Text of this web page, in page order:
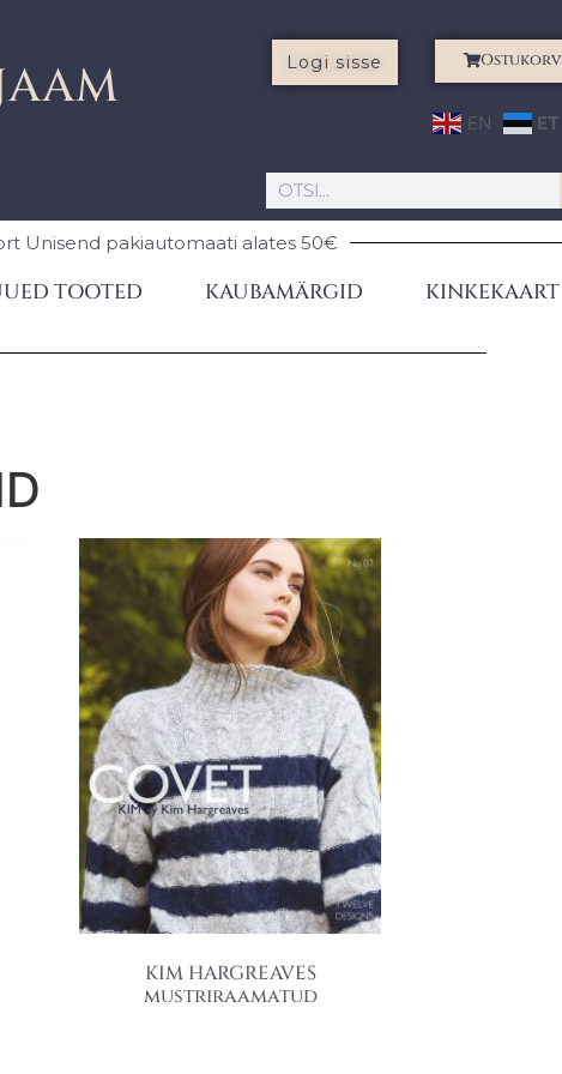
Logi sisse Ostukorv
EN ET
Unisend pakiautomaati alates 50€
TOOTED KAUBAMÄRGID KINKEKAART
KIM HARGREAVES
mustriraamatud